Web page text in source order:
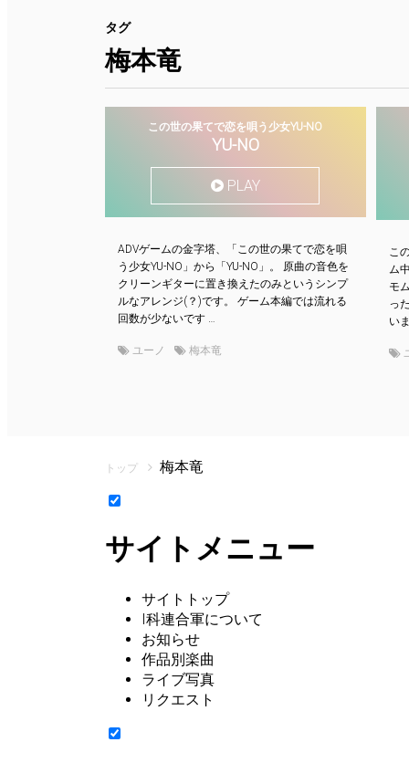
タグ
梅本竜
この世の果てで恋を唄う少女YU-NO
YU-NO
PLAY
ADVゲームの金字塔、「この世の果てで恋を唄
う少女YU-NO」から「YU-NO」。 原曲の音色を
クリーンギターに置き換えたのみというシンプ
ルなアレンジ(？)です。 ゲーム本編では流れる
回数が少ないです …
ユーノ 梅本竜
こ
ム
モ
っ
い
トップ 梅本竜
サイトメニュー
サイトトップ
I科連合軍について
お知らせ
作品別楽曲
ライブ写真
リクエスト